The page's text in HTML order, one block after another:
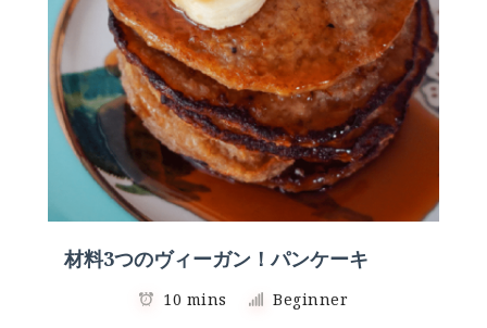
材料3つのヴィーガン！パンケーキ
10 mins Beginner